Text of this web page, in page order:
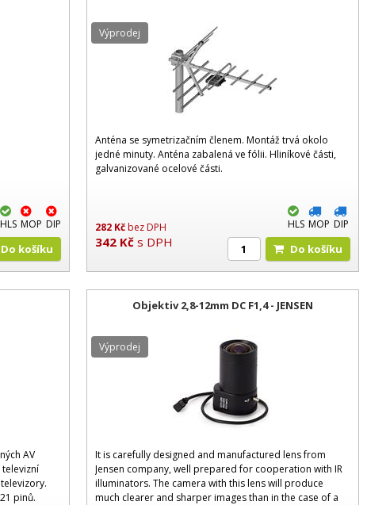
HLS MOP DIP
Do košíku
Anténa se symetrizačním členem. Montáž trvá okolo
jedné minuty. Anténa zabalená ve fólii. Hliníkové části,
galvanizované ocelové části.
282 Kčbez DPH
342 Kč s DPH
Výprodej
HLS MOP DIP
Do košíku
AV
pinů.
Objektiv 2,8-12mm DC F1,4 - JENSEN
It is carefully designed and manufactured lens from
Jensen company, well prepared for cooperation with IR
illuminators. The camera with this lens will produce
much clearer and sharper images than in the case of a
Výprodej